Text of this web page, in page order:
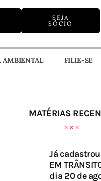
SEJA
SÓCIO
AMBIENTAL FILIE-SE
MATÉRIAS
Já cadastrou
EM
dia 20 de